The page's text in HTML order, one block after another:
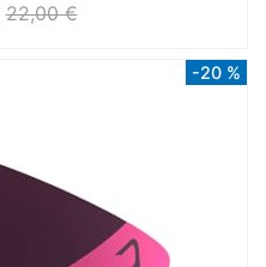
22,00 €
-20 %